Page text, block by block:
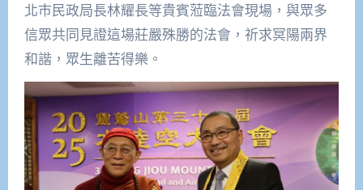
北市民政局長林耀長等貴賓蒞臨法會現場，與眾多
信眾共同見證這場莊嚴殊勝的法會，祈求冥陽兩界
和諧，眾生離苦得樂。